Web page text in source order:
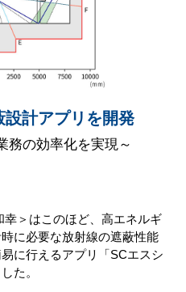
計アプリを開発
務の効率化を実現～
＞はこのほど、高エネルギ
に必要な放射線の遮蔽性能
に行えるアプリ「SCエスシ
た。